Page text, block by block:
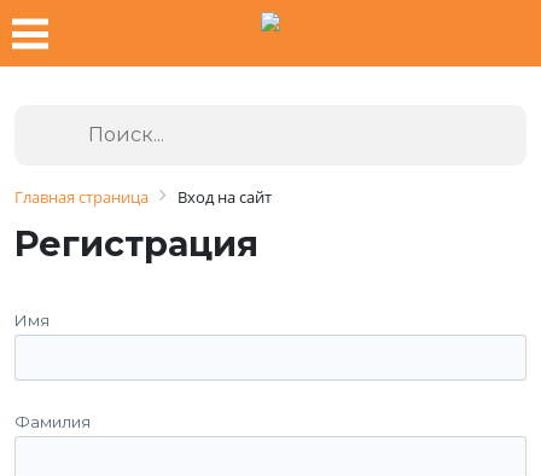
Главная страница Вход на сайт
Регистрация
Имя
Фамилия